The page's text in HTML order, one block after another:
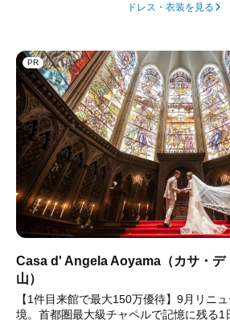
ドレス・衣装を見る
PR
Casa d' Angela Aoyama（カサ・デ
山）
【1件目来館で最大150万優待】9月リニ
境。首都圏最大級チャペルで記憶に残る1